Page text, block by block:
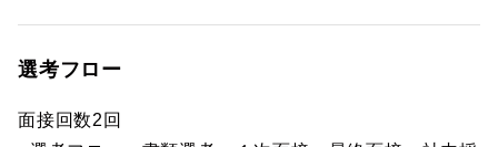
選考フロー
面接回数2回